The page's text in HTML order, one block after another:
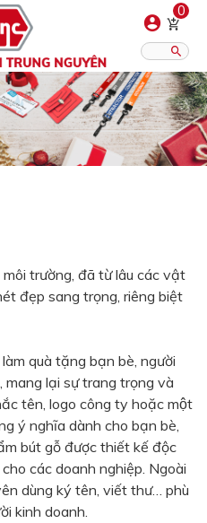
0
Đen
Xanh lá
Vàng
trường, đã từ lâu các vật
đẹp sang trọng, riêng biệt
quà tặng bạn bè, người
lại sự trang trọng và
tên, logo công ty hoặc một
ý nghĩa dành cho bạn bè,
bút gỗ được thiết kế độc
các doanh nghiệp. Ngoài
dùng ký tên, viết thư… phù
kinh doanh.